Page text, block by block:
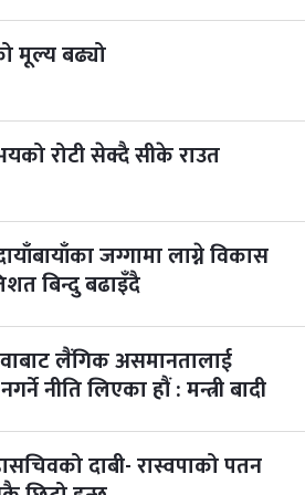
मूल्य बढ्यो
रोटी सेक्दै सीके राउत
जग्गामा लाग्ने विकास
बिन्दु बढाइँदै
लैंगिक असमानतालाई
नीति लिएका हौं : मन्त्री बादी
दाबी- रास्वपाको पतन